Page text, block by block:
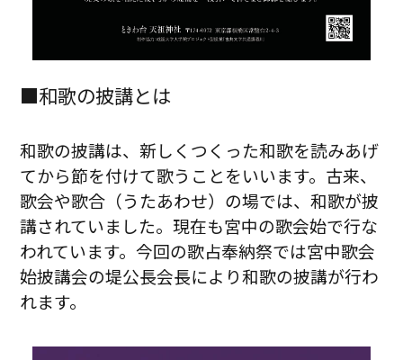
■和歌の披講とは
和歌の披講は、新しくつくった和歌を読みあげ
てから節を付けて歌うことをいいます。古来、
歌会や歌合（うたあわせ）の場では、和歌が披
講されていました。現在も宮中の歌会始で行な
われています。今回の歌占奉納祭では宮中歌会
始披講会の堤公長会長により和歌の披講が行わ
れます。